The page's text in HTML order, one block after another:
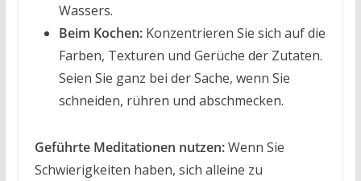
Wassers.
Beim Kochen:Konzentrieren Sie sich auf die
Farben, Texturen und Gerüche der Zutaten.
Seien Sie ganz bei der Sache, wenn Sie
schneiden, rühren und abschmecken.
Geführte Meditationen nutzen:Wenn Sie
Schwierigkeiten haben, sich alleine zu